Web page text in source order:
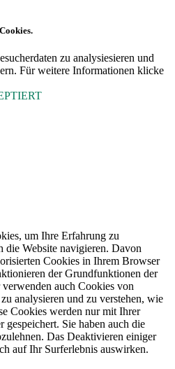
zu analysiesieren und
Für weitere Informationen klicke
um Ihre Erfahrung zu
die Website navigieren. Davon
Cookies in Ihrem Browser
der Grundfunktionen der
auch Cookies von
analysieren und zu verstehen, wie
Cookies werden nur mit Ihrer
Sie haben auch die
Das Deaktivieren einiger
auf Ihr Surferlebnis auswirken.